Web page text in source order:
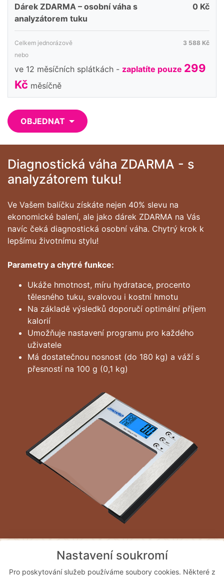
Nastavení soukromí
Pro poskytování služeb používáme soubory cookies. Některé z
Dárek ZDARMA – osobní váha s
analyzátorem tuku
0 Kč
Celkem jednorázově
3 588 Kč
nebo
ve 12 měsíčních splátkách - zaplatíte pouze 299
Kč měsíčně
OBJEDNAT
Diagnostická váha ZDARMA - s
analyzátorem tuku!
Ve Vašem balíčku získáte nejen 40% slevu na
ekonomické balení, ale jako dárek ZDARMA na Vás
navíc čeká diagnostická osobní váha. Chytrý krok k
lepšímu životnímu stylu!
Parametry a chytré funkce:
Ukáže hmotnost, míru hydratace, procento
tělesného tuku, svalovou i kostní hmotu
Na základě výsledků doporučí optimální příjem
kalorií
Umožňuje nastavení programu pro každého
uživatele
Má dostatečnou nosnost (do 180 kg) a váží s
přesností na 100 g (0,1 kg)
Při dlouhodobém používání Instant Facelift krému
dvakrát denně si všimnete, že je Vaše pokožka